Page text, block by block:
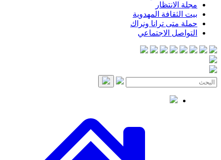
المهدوية
ترانا ونراك
الاجتماعي